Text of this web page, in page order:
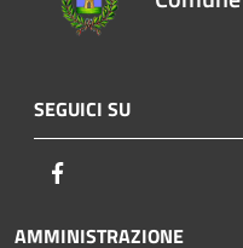
SEGUICI SU
AMMINISTRAZIONE